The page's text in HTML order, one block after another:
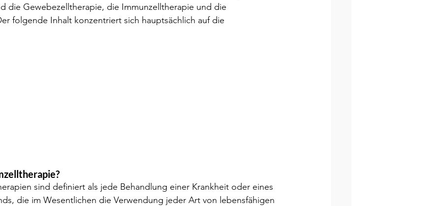
die Gewebezelltherapie, die Immunzelltherapie und die
folgende Inhalt konzentriert sich hauptsächlich auf die
sind definiert als jede Behandlung einer Krankheit oder eines
die im Wesentlichen die Verwendung jeder Art von lebensfähigen